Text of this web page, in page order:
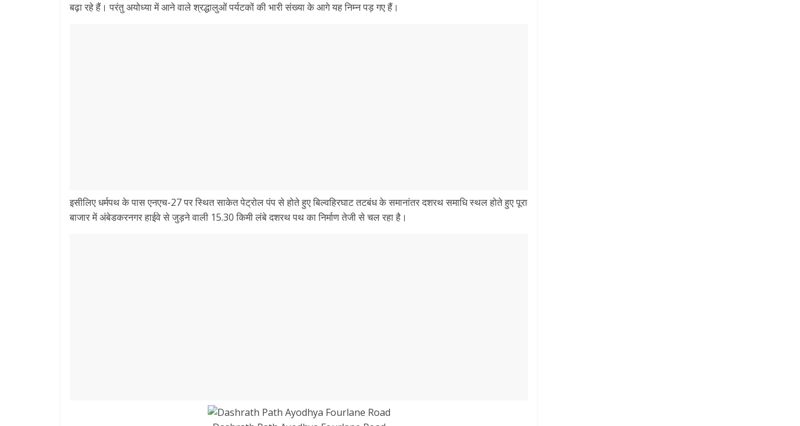
बढ़ा रहे हैं। परंतु अयोध्या में आने वाले श्रद्धालुओं पर्यटकों की भारी संख्या के आगे यह निम्न पड़ गए हैं।
इसीलिए धर्मपथ के पास एनएच-27 पर स्थित साकेत पेट्रोल पंप से होते हुए बिल्वहिरघाट तटबंध के समानांतर दशरथ समाधि स्थल होते हुए पूरा
बाजार में अंबेडकरनगर हाईवे से जुड़ने वाली 15.30 किमी लंबे दशरथ पथ का निर्माण तेजी से चल रहा है।